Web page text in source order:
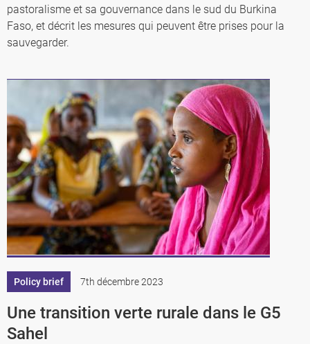
pastoralisme et sa gouvernance dans le sud du Burkina
Faso, et décrit les mesures qui peuvent être prises pour la
sauvegarder.
Policy brief 7th décembre 2023
Une transition verte rurale dans le G5
Sahel